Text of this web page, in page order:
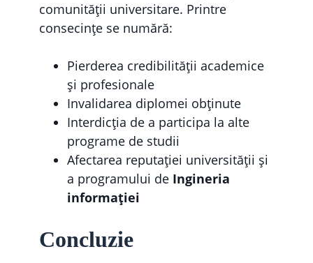
comunității universitare. Printre
consecințe se numără:
Pierderea credibilității academice
și profesionale
Invalidarea diplomei obținute
Interdicția de a participa la alte
programe de studii
Afectarea reputației universității și
a programului de Ingineria
informației
Concluzie